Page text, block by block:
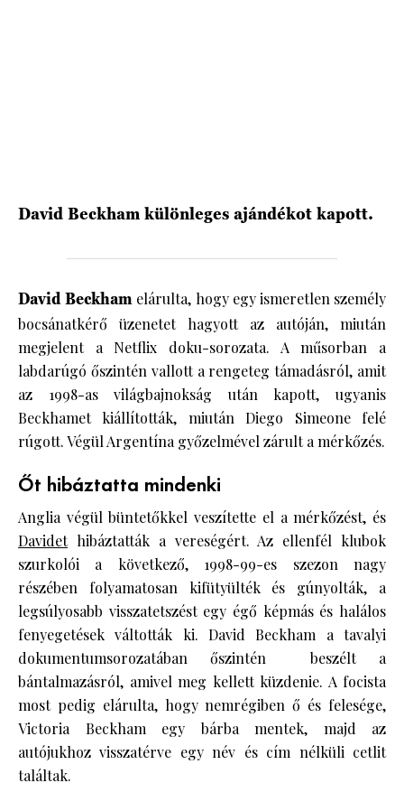
David Beckham különleges ajándékot kapott.
David Beckham elárulta, hogy egy ismeretlen személy
bocsánatkérő üzenetet hagyott az autóján, miután
megjelent a Netflix doku-sorozata. A műsorban a
labdarúgó őszintén vallott a rengeteg támadásról, amit
az 1998-as világbajnokság után kapott, ugyanis
Beckhamet kiállították, miután Diego Simeone felé
rúgott. Végül Argentína győzelmével zárult a mérkőzés.
Őt hibáztatta mindenki
Anglia végül büntetőkkel veszítette el a mérkőzést, és
Davidethibáztatták a vereségért. Az ellenfél klubok
szurkolói a következő, 1998-99-es szezon nagy
részében folyamatosan kifütyülték és gúnyolták, a
legsúlyosabb visszatetszést egy égő képmás és halálos
fenyegetések váltották ki. David Beckham a tavalyi
dokumentumsorozatában őszintén beszélt a
bántalmazásról, amivel meg kellett küzdenie. A focista
most pedig elárulta, hogy nemrégiben ő és felesége,
Victoria Beckham egy bárba mentek, majd az
autójukhoz visszatérve egy név és cím nélküli cetlit
találtak.